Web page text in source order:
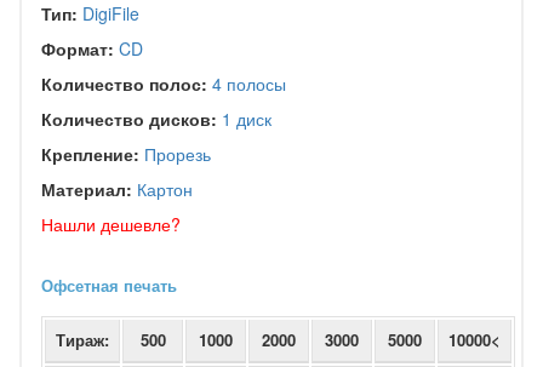
Тип: DigiFile
Формат: CD
Количество полос: 4 полосы
Количество дисков: 1 диск
Крепление: Прорезь
Материал: Картон
Нашли дешевле?
Офсетная печать
Тираж: 500 1000 2000 3000 5000 10000<